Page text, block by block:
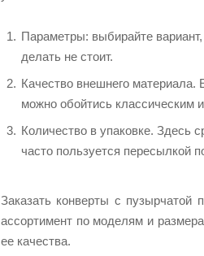
Параметры: выбирайте
делать не стоит.
Качество внешнего материала.
можно обойтись классическим
Количество в упаковке. Здесь
часто пользуется пересылкой
Заказать конверты с пузырчатой
ассортимент по моделям и
ее качества.